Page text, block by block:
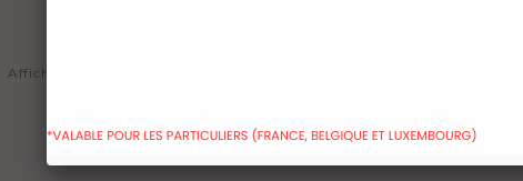
Affichage 1-2of 2 produit(s)